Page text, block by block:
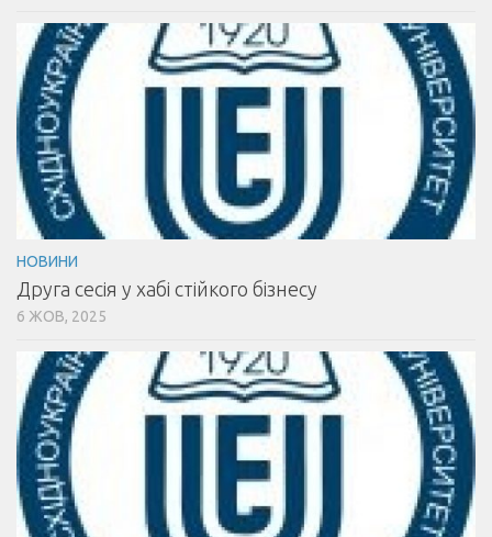
НОВИНИ
Друга сесія у хабі стійкого бізнесу
6 ЖОВ, 2025